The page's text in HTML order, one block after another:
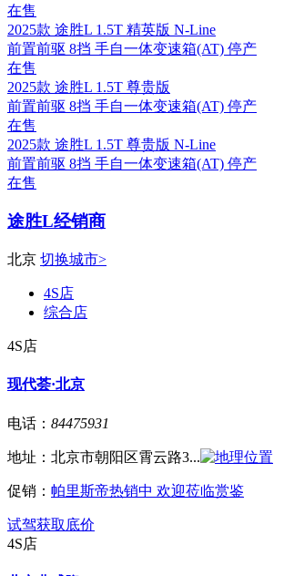
在售
2025款 途胜L 1.5T 精英版 N-Line
前置前驱 8挡 手自一体变速箱(AT) 停产
在售
2025款 途胜L 1.5T 尊贵版
前置前驱 8挡 手自一体变速箱(AT) 停产
在售
2025款 途胜L 1.5T 尊贵版 N-Line
前置前驱 8挡 手自一体变速箱(AT) 停产
在售
途胜L经销商
北京 切换城市>
4S店
综合店
4S店
现代荟·北京
电话： 84475931
地址： 北京市朝阳区霄云路3...
促销： 帕里斯帝热销中 欢迎莅临赏鉴
试驾获取底价
4S店